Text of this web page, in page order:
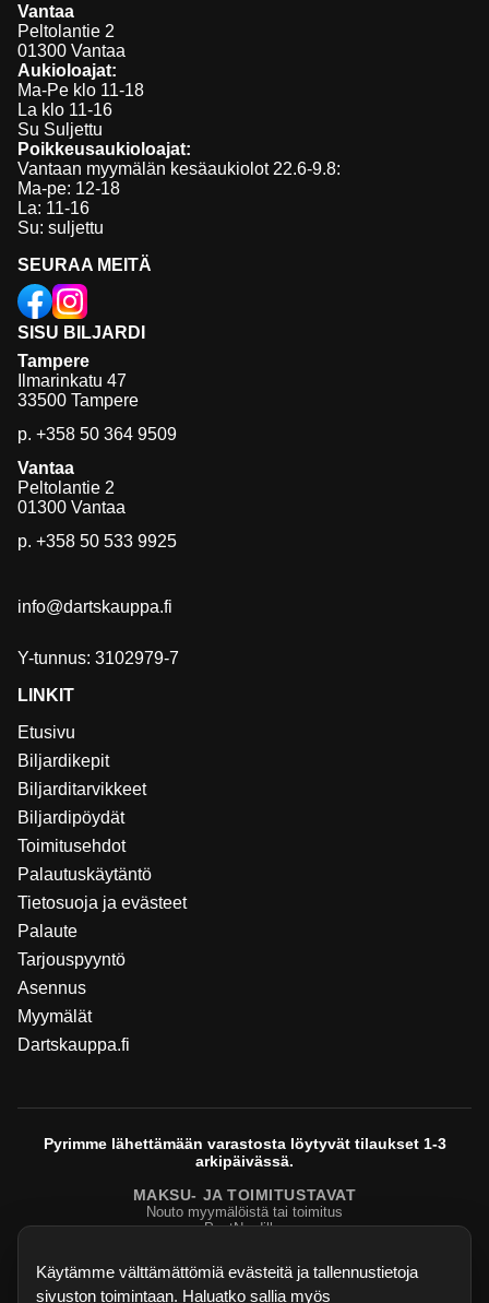
SISU BILJARDI
Tampere
Ilmarinkatu 47
33500 Tampere
p. +358 50 364 9509
Vantaa
Peltolantie 2
01300 Vantaa
p. +358 50 533 9925
info@dartskauppa.fi
Y-tunnus: 3102979-7
SEURAA MEITÄ
LINKIT
Etusivu
Biljardikepit
Biljarditarvikkeet
Biljardipöydät
Toimitusehdot
Palautuskäytäntö
Tietosuoja ja evästeet
Palaute
Tarjouspyyntö
Asennus
Myymälät
Dartskauppa.fi
Vantaa
Peltolantie 2
01300 Vantaa
Aukioloajat:
Ma-Pe klo 11-18
La klo 11-16
Su Suljettu
Poikkeusaukioloajat:
Vantaan myymälän kesäaukiolot 22.6-9.8:
Ma-pe: 12-18
La: 11-16
Su: suljettu
Pyrimme lähettämään varastosta löytyvät tilaukset 1-3
arkipäivässä.
MAKSU- JA TOIMITUSTAVAT
Nouto myymälöistä tai toimitus
PostNordilla.
Evasteasetukset
Käytämme välttämättömiä evästeitä ja tallennustietoja
sivuston toimintaan. Haluatko sallia myös